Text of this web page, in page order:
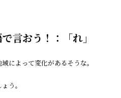
言おう！：「れ」
によって変化があるそうな。
う。